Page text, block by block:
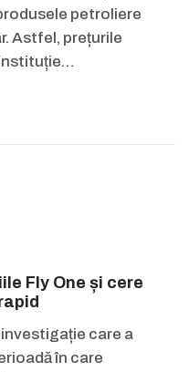
petroliere
Astfel, prețurile
Fly One și cere
investigație care a
în care